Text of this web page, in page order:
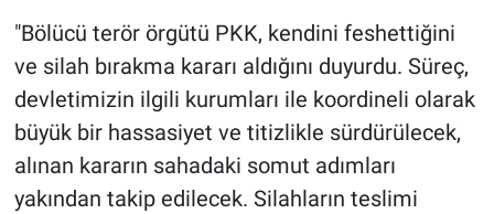
"Bölücü terör örgütü PKK, kendini feshettiğini
ve silah bırakma kararı aldığını duyurdu. Süreç,
devletimizin ilgili kurumları ile koordineli olarak
büyük bir hassasiyet ve titizlikle sürdürülecek,
alınan kararın sahadaki somut adımları
yakından takip edilecek. Silahların teslimi